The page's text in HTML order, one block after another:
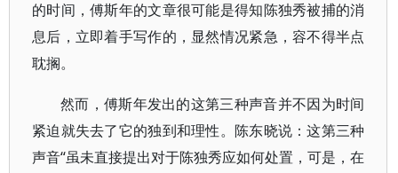
的时间，傅斯年的文章很可能是得知陈独秀被捕的消
息后，立即着手写作的，显然情况紧急，容不得半点
耽搁。
然而，傅斯年发出的这第三种声音并不因为时间
紧迫就失去了它的独到和理性。陈东晓说：这第三种
声音“虽未直接提出对于陈独秀应如何处置，可是，在